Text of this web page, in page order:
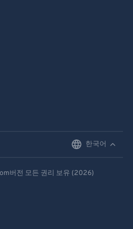
한국어
버전 모든 권리 보유 (2026)